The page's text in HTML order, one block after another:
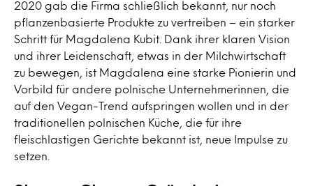
2020 gab die Firma schließlich bekannt, nur noch
pflanzenbasierte Produkte zu vertreiben – ein starker
Schritt für Magdalena Kubit. Dank ihrer klaren Vision
und ihrer Leidenschaft, etwas in der Milchwirtschaft
zu bewegen, ist Magdalena eine starke Pionierin und
Vorbild für andere polnische Unternehmerinnen, die
auf den Vegan-Trend aufspringen wollen und in der
traditionellen polnischen Küche, die für ihre
fleischlastigen Gerichte bekannt ist, neue Impulse zu
setzen.